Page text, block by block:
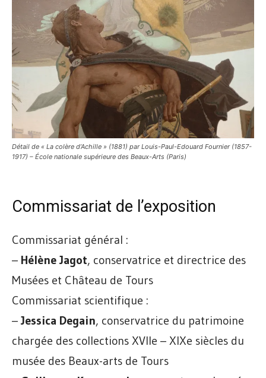
Détail de « La colère d’Achille » (1881) par Louis-Paul-Edouard Fournier (1857-
1917) – École nationale supérieure des Beaux-Arts (Paris)
Commissariat de l’exposition
Commissariat général :
– Hélène Jagot, conservatrice et directrice des
Musées et Château de Tours
Commissariat scientifique :
– Jessica Degain, conservatrice du patrimoine
chargée des collections XVIIe – XIXe siècles du
musée des Beaux-arts de Tours